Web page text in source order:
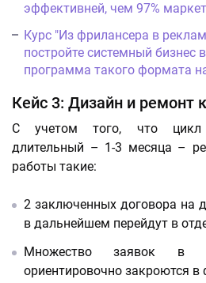
эффективней, чем 97%
Курс "Из фрилансера в
постройте системный бизнес
программа такого формата
Кейс 3: Дизайн и ремонт
С учетом того, что цикл
длительный – 1-3 месяца –
работы такие:
2 заключенных договора на
в дальнейшем перейдут в
Множество заявок в
ориентировочно закроются в